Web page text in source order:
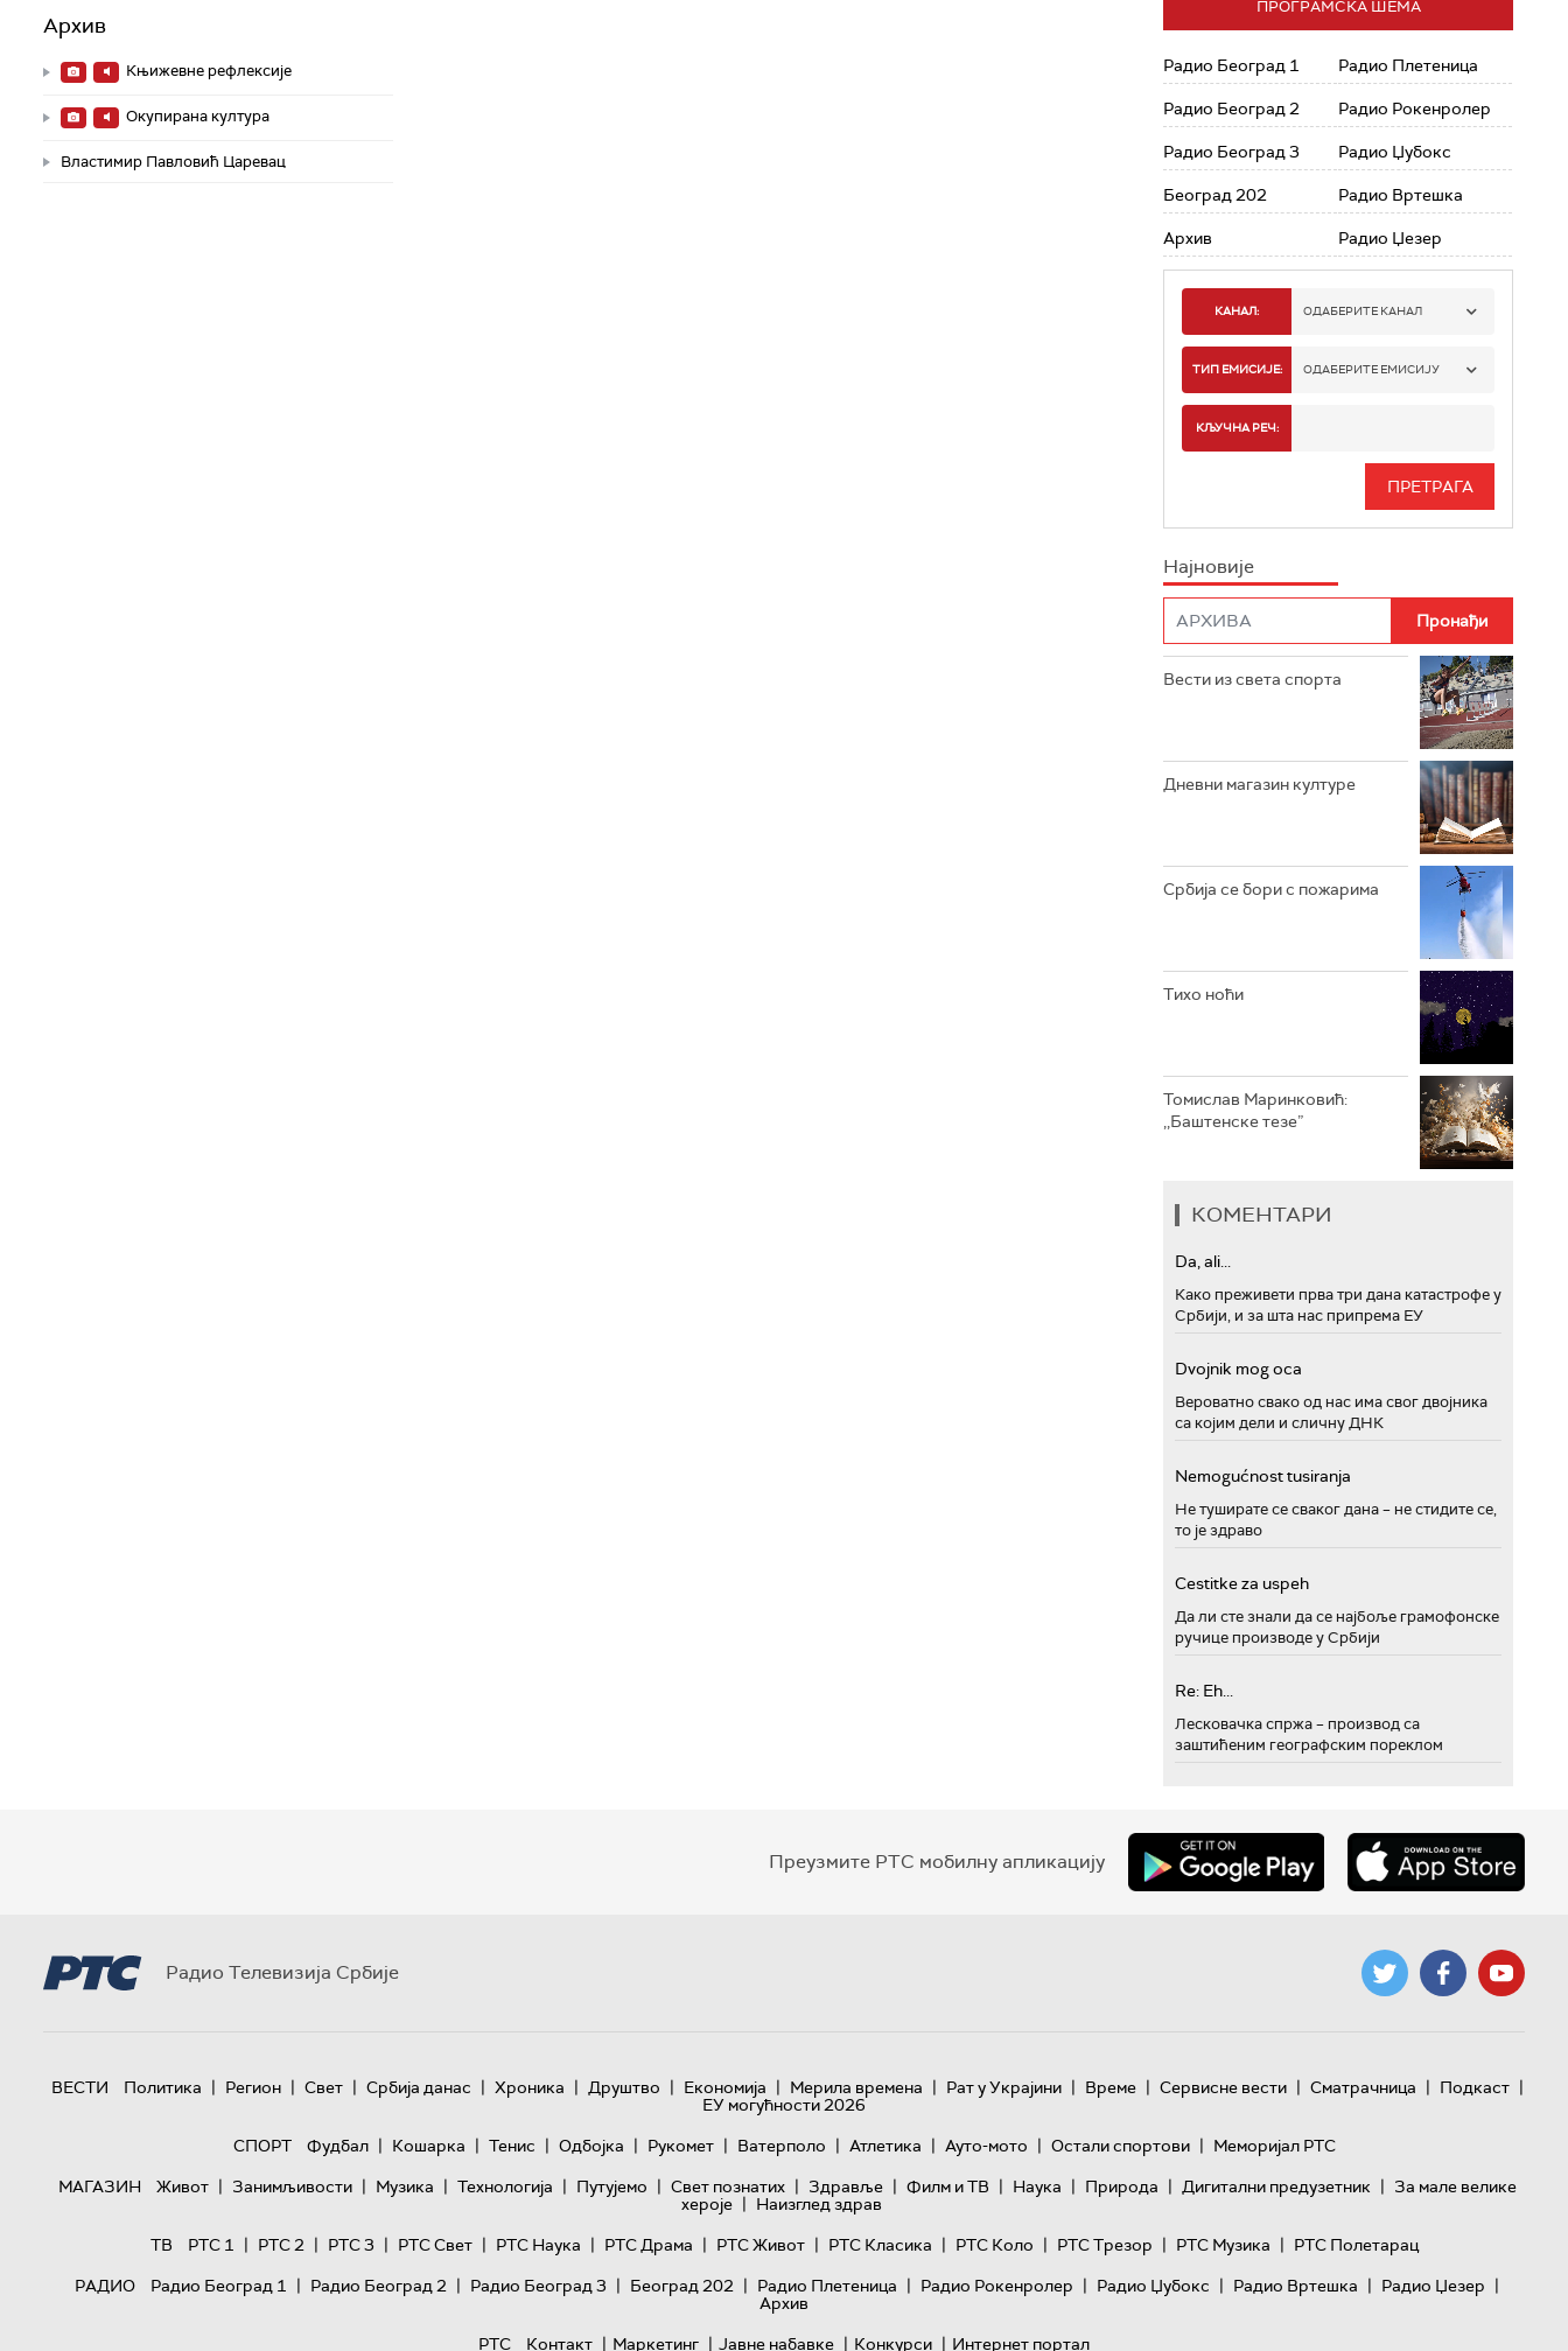
Архив
Књижевне рефлексије
Окупирана култура
Властимир Павловић Царевац
ПРОГРАМСКА ШЕМА
Радио Београд 1
Радио Београд 2
Радио Београд 3
Београд 202
Архив
Радио Плетеница
Радио Рокенролер
Радио Џубокс
Радио Вртешка
Радио Џезер
КАНАЛ: ОДАБЕРИТЕ КАНАЛ
РАДИО БЕОГРАД 1
РАДИО БЕОГРАД 3
РАДИО РОКЕНРОЛЕР
РАДИО ЏУБОКС
РАДИО ВРТЕШКА
РАДИО ЏЕЗЕР
ТИП ЕМИСИЈЕ: ОДАБЕРИТЕ ЕМИСИЈУ
ИНФО
КЉУЧНА РЕЧ:
Најновије
Вести из света спорта
Дневни магазин културе
Србија се бори с пожарима
Тихо ноћи
Томислав Маринковић:
,,Баштенске тезе”
КОМЕНТАРИ
Da, ali...
Како преживети прва три дана катастрофе у
Србији, и за шта нас припрема ЕУ
Dvojnik mog oca
Вероватно свако од нас има свог двојника
са којим дели и сличну ДНК
Nemogućnost tusiranja
Не туширате се сваког дана – не стидите се,
то је здраво
Cestitke za uspeh
Да ли сте знали да се најбоље грамофонске
ручице производе у Србији
Re: Eh...
Лесковачка спржа – производ са
заштићеним географским пореклом
Преузмите РТС мобилну апликацију
Радио Телевизија Србије
ВЕСТИ Политика | Регион | Свет | Србија данас | Хроника | Друштво | Економија | Мерила времена | Рат у Украјини | Време | Сервисне вести | Сматрачница | Подкаст |
ЕУ могућности 2026
СПОРТ
Фудбал | Кошарка | Тенис | Одбојка | Рукомет | Ватерполо | Атлетика | Ауто-мото | Остали спортови | Меморијал РТС
МАГАЗИН
Живот | Занимљивости | Музика | Технологијa | Путујемо | Свет познатих | Здравље | Филм и ТВ | Наука | Природа | Дигитални предузетник | За мале велике
хероје | Наизглед здрав
ТВ
РТС 1 | РТС 2 | РТС 3 | РТС Свет | РТС Наука | РТС Драма | РТС Живот | РТС Класика | РТС Коло | РТС Трезор | РТС Музика | РТС Полетарац
РАДИО
Радио Београд 1 | Радио Београд 2 | Радио Београд 3 | Београд 202 | Радио Плетеница | Радио Рокенролер | Радио Џубокс | Радио Вртешка | Радио Џезер |
Архив
РТС
Контакт | Маркетинг | Јавне набавке | Конкурси | Интернет портал